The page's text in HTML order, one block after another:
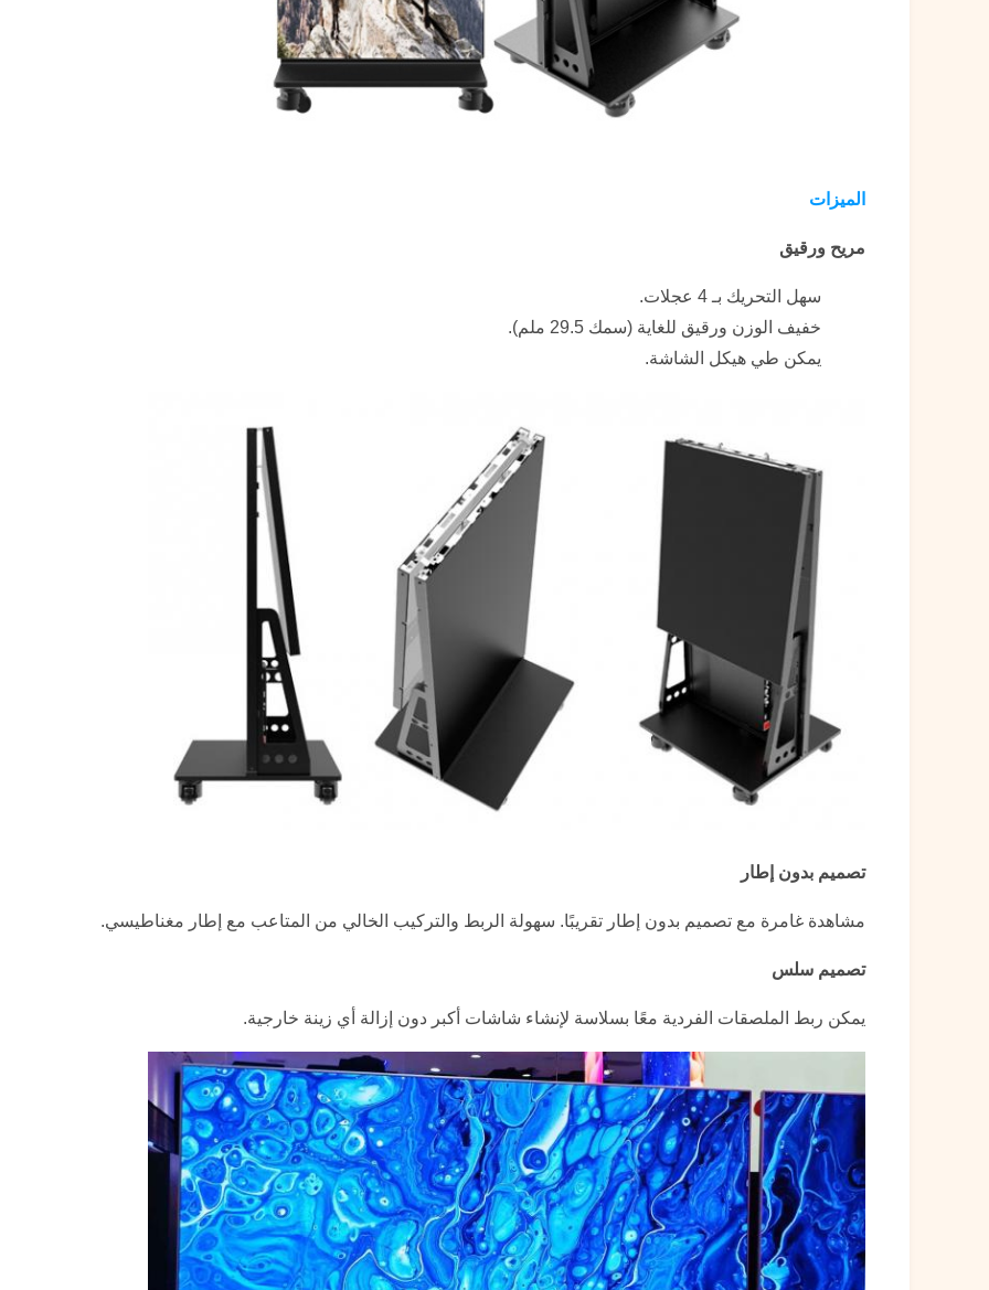
الميزات
مريح ورقيق
سهل التحريك بـ 4 عجلات.
خفيف الوزن ورقيق للغاية (سمك 29.5 ملم).
يمكن طي هيكل الشاشة.
تصميم بدون إطار
مشاهدة غامرة مع تصميم بدون إطار تقريبًا. سهولة الربط والتركيب الخالي من المتاعب مع إطار مغناطيسي.
تصميم سلس
يمكن ربط الملصقات الفردية معًا بسلاسة لإنشاء شاشات أكبر دون إزالة أي زينة خارجية.